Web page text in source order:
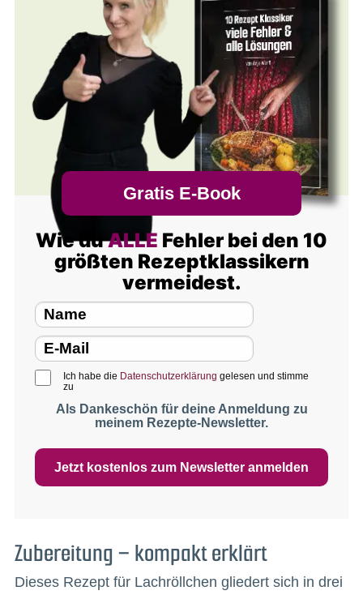
Gratis E-Book
Wie duALLE Fehler bei den 10
größten Rezeptklassikern
vermeidest.
Ich habe die Datenschutzerklärung gelesen und stimme
zu
Als Dankeschön für deine Anmeldung zu
meinem Rezepte-Newsletter.
Jetzt kostenlos zum Newsletter anmelden
Zubereitung – kompakt erklärt
Dieses Rezept für Lachröllchen gliedert sich in drei